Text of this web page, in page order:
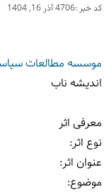
کد خبر :4706 آذر 16, 1404
موسسه مطالعات
اندیشه ناب
معرفی اثر
نوع اثر:
عنوان اثر:
موضوع: